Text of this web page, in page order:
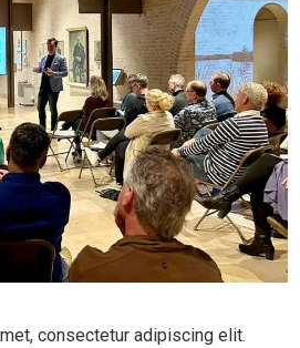
consectetur adipiscing elit.